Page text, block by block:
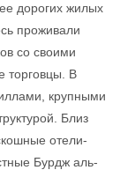
дорогих жилых
проживали
со своими
торговцы. В
крупными
Близ
отели-
Бурдж аль-